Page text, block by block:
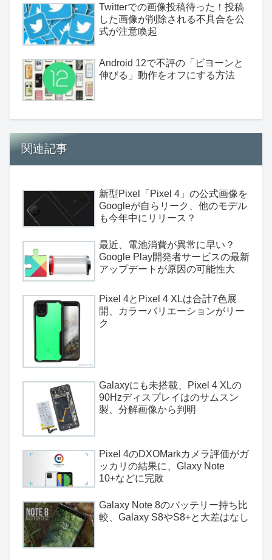
Twitterでの画像投稿待った！投稿
した画像が削除される不具合を公
式が注意喚起
Android 12で不評の「ビヨーンと
伸びる」動作をオフにする方法
関連記事
新型Pixel「Pixel 4」の公式画像を
Googleが自らリーク、他のモデル
も今年中にリリース？
最近、電池消費が異常に早い？
Google Play開発者サービスの最新
アップデートが原因の可能性大
Pixel 4とPixel 4 XLは合計7色展
開、カラーバリエーションがリー
ク
Galaxyにも未搭載、Pixel 4 XLの
90Hzディスプレイはのサムスン
製、分解画像から判明
Pixel 4のDXOMarkカメラ評価がガ
ッカリの結果に、Glaxy Note
10+などに完敗
Galaxy Note 8のバッテリー持ち比
較、Galaxy S8やS8+と大差はなし